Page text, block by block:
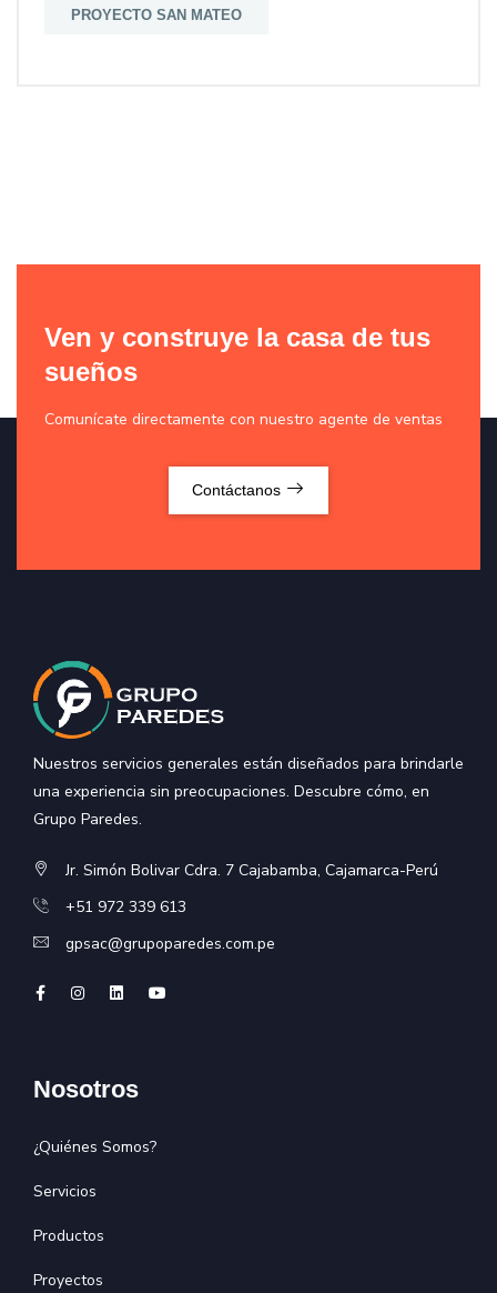
PROYECTO SAN MATEO
Ven y construye la casa de tus
sueños
Comunícate directamente con nuestro agente de ventas
Contáctanos
Nuestros servicios generales están diseñados para brindarle
una experiencia sin preocupaciones. Descubre cómo, en
Grupo Paredes.
Jr. Simón Bolivar Cdra. 7 Cajabamba, Cajamarca-Perú
+51 972 339 613
gpsac@grupoparedes.com.pe
Nosotros
¿Quiénes Somos?
Servicios
Productos
Proyectos